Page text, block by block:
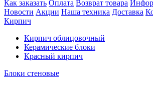
Как заказать Оплата Возврат товара
Новости Акции Наша техника Доставка
Кирпич
Кирпич облицовочный
Керамические блоки
Красный кирпич
Блоки стеновые